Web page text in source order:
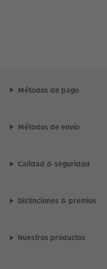
Métodos de pago
Métodos de envío
Calidad & seguridad
Distinciones & premios
Nuestros productos